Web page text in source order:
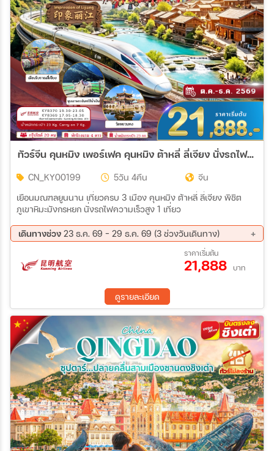
ทัวร์จีน คุนหมิง เพอร์เฟค คุนหมิง ต้าหลี่ ลี่เจียง นั่งรถไฟความเร็วสูง 5วัน 4คืน (KY)
CN_KY00199 5วัน 4คืน
จีน
เยือนมณฑลยูนนาน เที่ยวครบ 3 เมือง คุนหมิง ต้าหลี่ ลี่เจียง พิชิต
ภูเขาหิมะมังกรหยก นั่งรถไฟความเร็วสูง 1 เที่ยว
เดินทางช่วง 23 ธ.ค. 69 - 29 ธ.ค. 69 (3 ช่วงวันเดินทาง)
24 ธ.ค. 69 - 28 ธ.ค. 69
25 ธ.ค. 69 - 29 ธ.ค. 69
ราคาเริ่มต้น
21,888 บาท
ดูรายละเอียด